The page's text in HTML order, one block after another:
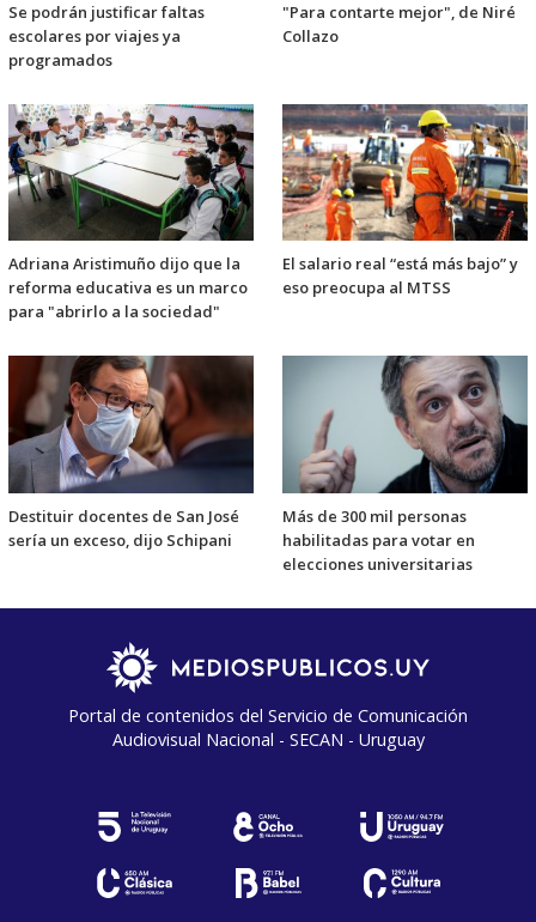
Se podrán justificar faltas
escolares por viajes ya
programados
"Para contarte mejor", de Niré
Collazo
Adriana Aristimuño dijo que la
reforma educativa es un marco
para "abrirlo a la sociedad"
El salario real “está más bajo” y
eso preocupa al MTSS
Destituir docentes de San José
sería un exceso, dijo Schipani
Más de 300 mil personas
habilitadas para votar en
elecciones universitarias
Portal de contenidos del Servicio de Comunicación
Audiovisual Nacional - SECAN - Uruguay